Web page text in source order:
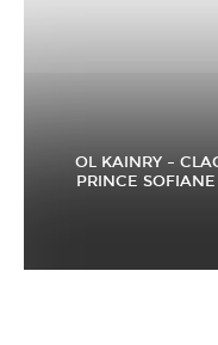
OL KAINRY –
PRINCE